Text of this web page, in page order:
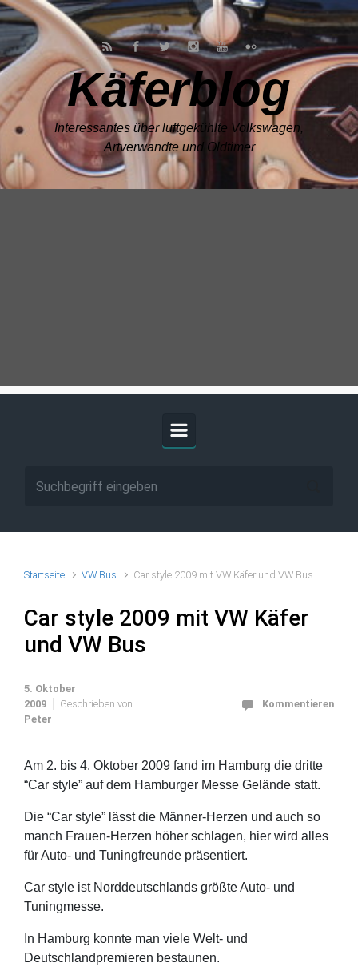
Zum Hauptinhalt springen
Käferblog
Interessantes über luftgekühlte Volkswagen,
Artverwandte und Oldtimer
Startseite VW Bus Car style 2009 mit VW Käfer und VW Bus
Car style 2009 mit VW Käfer
und VW Bus
5. Oktober
2009
Geschrieben von
Peter
Kommentieren
Am 2. bis 4. Oktober 2009 fand im Hamburg die dritte
“Car style” auf dem Hamburger Messe Gelände statt.
Die “Car style” lässt die Männer-Herzen und auch so
manch Frauen-Herzen höher schlagen, hier wird alles
für Auto- und Tuningfreunde präsentiert.
Car style ist Norddeutschlands größte Auto- und
Tuningmesse.
In Hamburg konnte man viele Welt- und
Deutschlandpremieren bestaunen.